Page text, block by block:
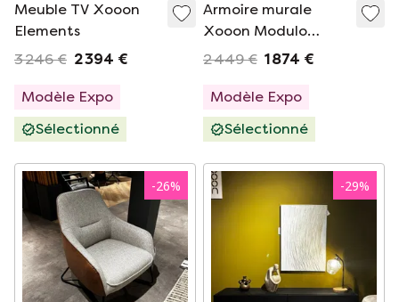
Meuble TV Xooon
Elements
3 246 € 2 394 €
Modèle Expo
Sélectionné
Armoire murale
Xooon Modulo
Workspace
2 449 € 1 874 €
Modèle Expo
Sélectionné
-26% -29%